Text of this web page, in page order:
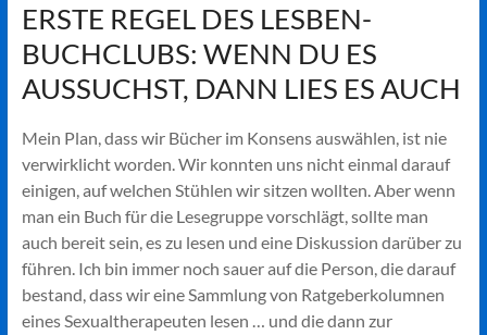
ERSTE REGEL DES LESBEN-
BUCHCLUBS: WENN DU ES
AUSSUCHST, DANN LIES ES AUCH
Mein Plan, dass wir Bücher im Konsens auswählen, ist nie
verwirklicht worden. Wir konnten uns nicht einmal darauf
einigen, auf welchen Stühlen wir sitzen wollten. Aber wenn
man ein Buch für die Lesegruppe vorschlägt, sollte man
auch bereit sein, es zu lesen und eine Diskussion darüber zu
führen. Ich bin immer noch sauer auf die Person, die darauf
bestand, dass wir eine Sammlung von Ratgeberkolumnen
eines Sexualtherapeuten lesen … und die dann zur